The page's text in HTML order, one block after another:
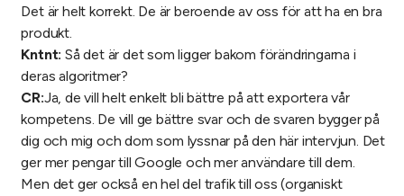
Det är helt korrekt. De är beroende av oss för att ha en bra
produkt.
Kntnt: Så det är det som ligger bakom förändringarna i
deras algoritmer?
CR:Ja, de vill helt enkelt bli bättre på att exportera vår
kompetens. De vill ge bättre svar och de svaren bygger på
dig och mig och dom som lyssnar på den här intervjun. Det
ger mer pengar till Google och mer användare till dem.
Men det ger också en hel del trafik till oss (organiskt